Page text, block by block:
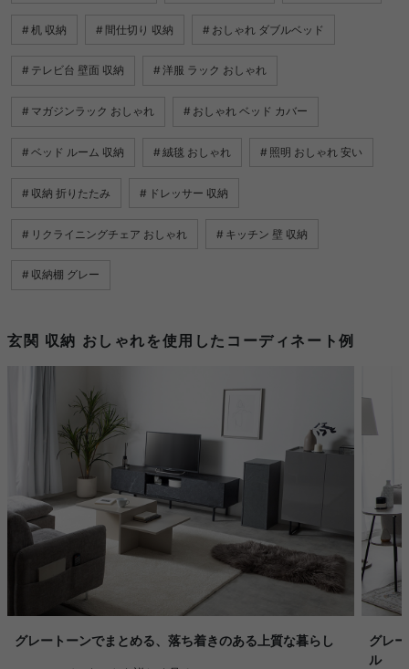
机 収納 間仕切り 収納 おしゃれ ダブルベッド
テレビ台 壁面 収納 洋服 ラック おしゃれ
マガジンラック おしゃれ おしゃれ ベッド カバー
ベッド ルーム 収納 絨毯 おしゃれ 照明 おしゃれ 安い
収納 折りたたみ ドレッサー 収納
リクライニングチェア おしゃれ キッチン 壁 収納
収納棚 グレー
玄関 収納 おしゃれを使用したコーディネート例
グレートーンでまとめる、落ち着きのある上質な暮らし
グレ
ル